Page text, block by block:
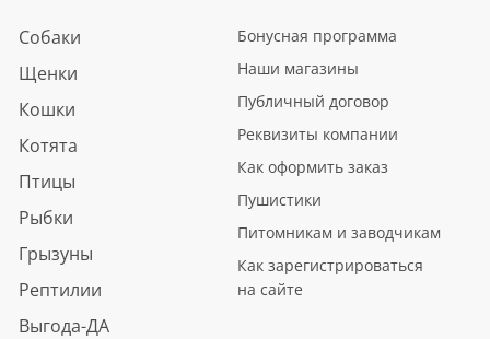
Собаки
Щенки
Кошки
Котята
Птицы
Рыбки
Грызуны
Рептилии
Выгода-ДА
Бонусная программа
Наши магазины
Публичный договор
Реквизиты компании
Как оформить заказ
Пушистики
Питомникам и заводчикам
Как зарегистрироваться
на сайте